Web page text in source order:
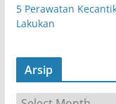
5 Perawatan
Lakukan
Arsip